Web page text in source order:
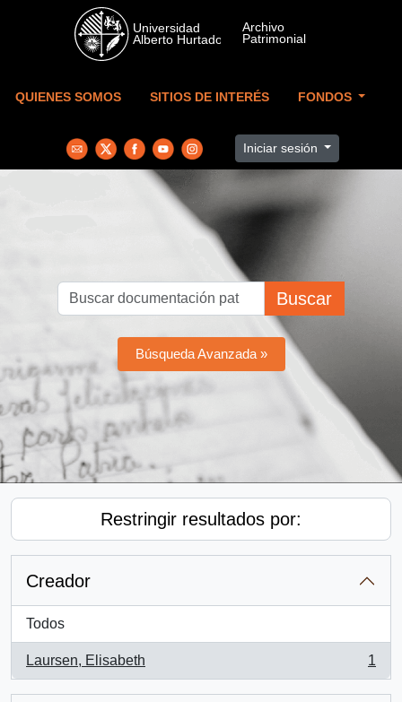
Skip to main content
QUIENES SOMOS SITIOS DE INTERÉS FONDOS
Iniciar sesión
Buscar
Búsqueda Avanzada »
Restringir resultados por:
Creador
Todos
Laursen, Elisabeth
, 1 resultados
1